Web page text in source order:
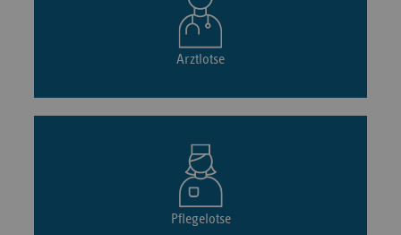
Arztlotse
Pflegelotse